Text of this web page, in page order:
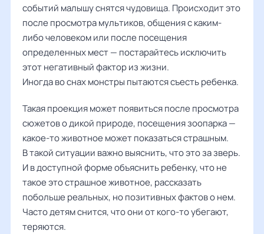
событий малышу снятся чудовища. Происходит это
после просмотра мультиков, общения с каким-
либо человеком или после посещения
определенных мест — постарайтесь исключить
этот негативный фактор из жизни.
Иногда во снах монстры пытаются съесть ребенка.
Такая проекция может появиться после просмотра
сюжетов о дикой природе, посещения зоопарка —
какое-то животное может показаться страшным.
В такой ситуации важно выяснить, что это за зверь.
И в доступной форме объяснить ребенку, что не
такое это страшное животное, рассказать
побольше реальных, но позитивных фактов о нем.
Часто детям снится, что они от кого-то убегают,
теряются.